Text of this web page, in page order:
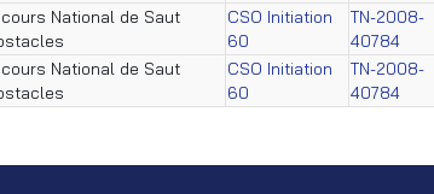
National de Saut
CSO Initiation
60
TN-2008-
40784
National de Saut
CSO Initiation
60
TN-2008-
40784